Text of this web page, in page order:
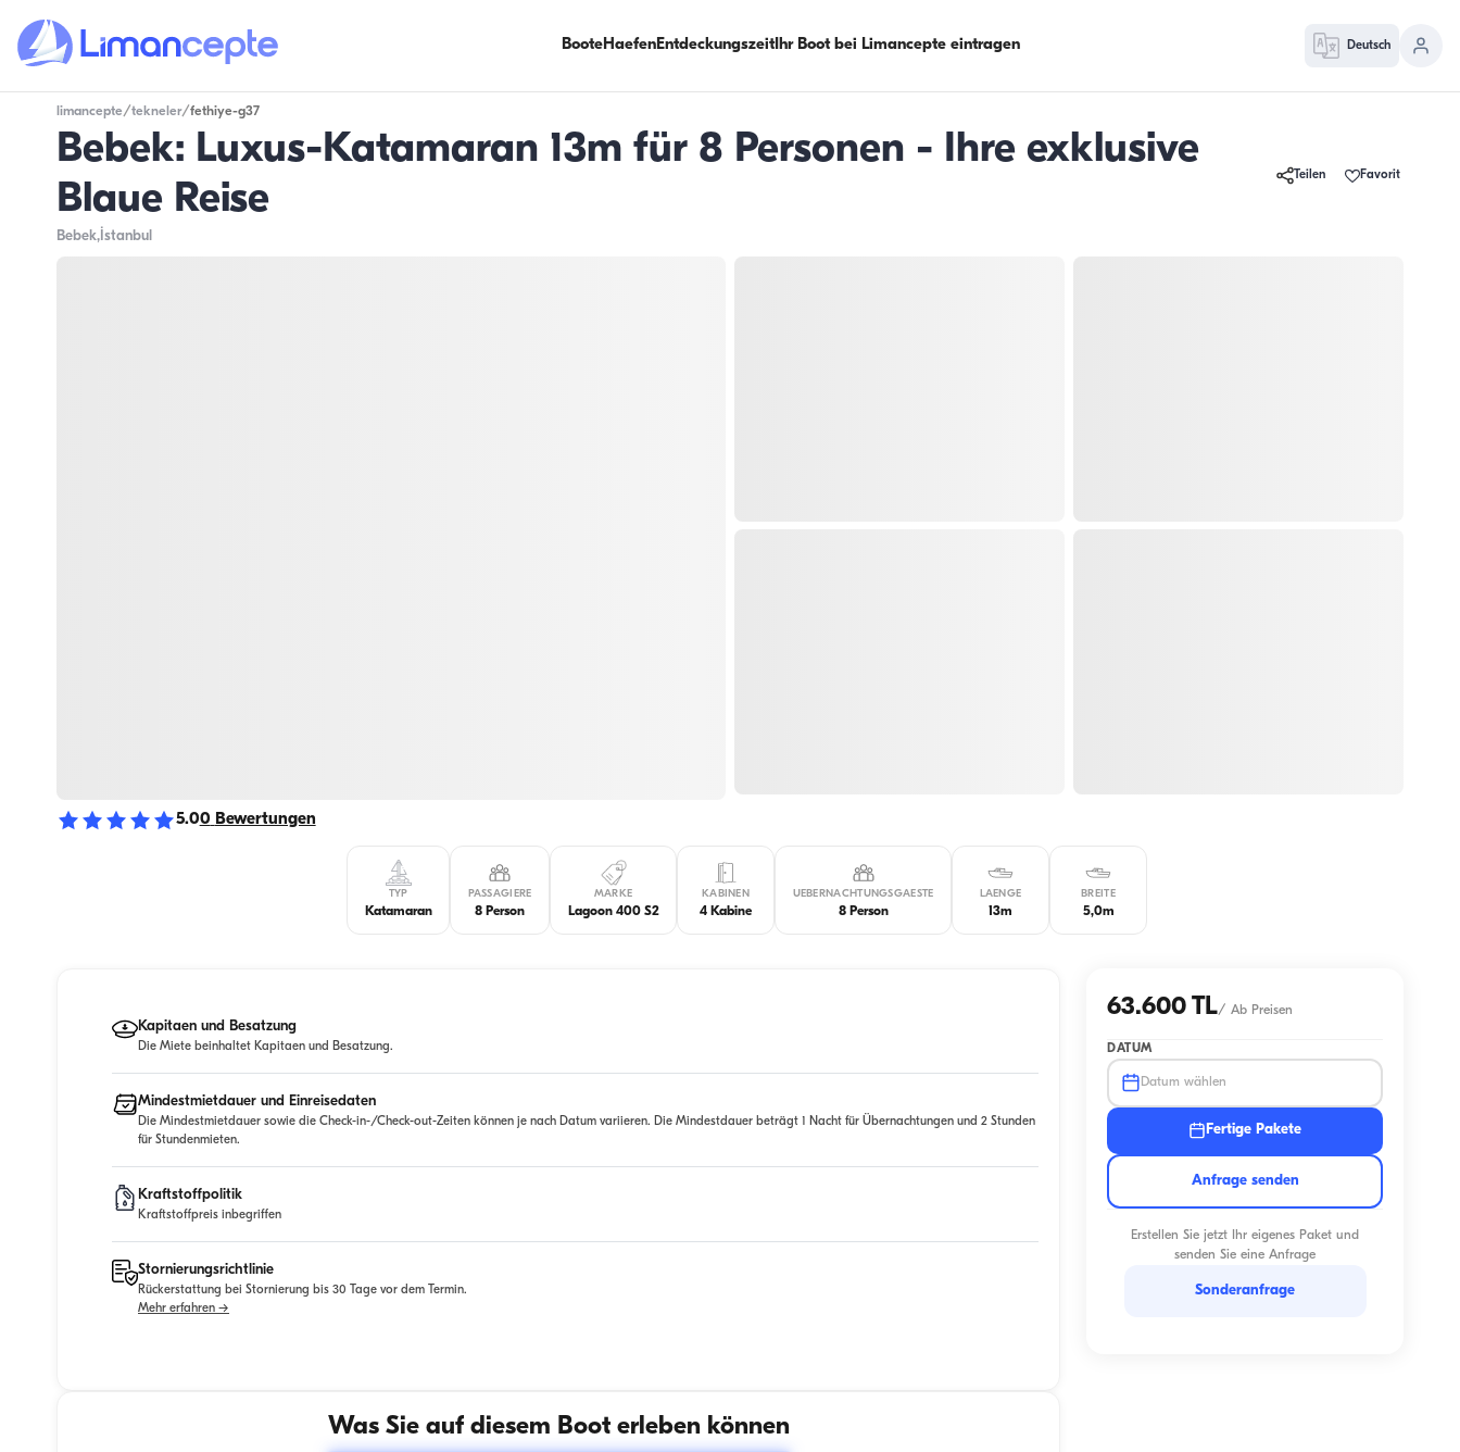
BooteHaefenEntdeckungszeitIhr Boot bei Limancepte eintragen Deutsch
limancepte/tekneler/fethiye-g37
Bebek: Luxus-Katamaran 13m für 8 Personen - Ihre exklusive
Blaue Reise
Teilen Favorit
Bebek,İstanbul
5.00 Bewertungen
TYP
Katamaran
PASSAGIERE
8 Person
MARKE
Lagoon 400 S2
KABINEN
4 Kabine
UEBERNACHTUNGSGAESTE
8 Person
LAENGE
13m
BREITE
5,0m
Kapitaen und Besatzung
Die Miete beinhaltet Kapitaen und Besatzung.
Mindestmietdauer und Einreisedaten
Die Mindestmietdauer sowie die Check-in-/Check-out-Zeiten können je nach Datum variieren. Die Mindestdauer beträgt 1 Nacht für Übernachtungen und 2 Stunden
für Stundenmieten.
Kraftstoffpolitik
Kraftstoffpreis inbegriffen
Stornierungsrichtlinie
Rückerstattung bei Stornierung bis 30 Tage vor dem Termin.
Mehr erfahren →
Was Sie auf diesem Boot erleben können
63.600 TL/ Ab Preisen
DATUM
Datum wählen
Fertige Pakete
Anfrage senden
Erstellen Sie jetzt Ihr eigenes Paket und
senden Sie eine Anfrage
Sonderanfrage